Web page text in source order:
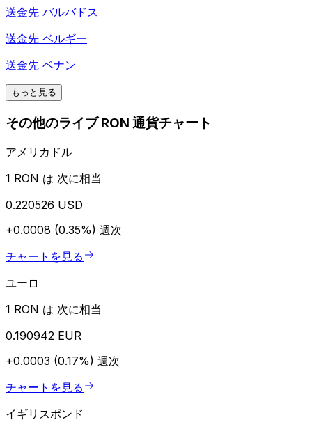
送金先 バルバドス
送金先 ベルギー
送金先 ベナン
もっと見る
その他のライブ RON 通貨チャート
アメリカドル
1 RON は 次に相当
0.220526 USD
+0.0008 (0.35%) 週次
チャートを見る
ユーロ
1 RON は 次に相当
0.190942 EUR
+0.0003 (0.17%) 週次
チャートを見る
イギリスポンド